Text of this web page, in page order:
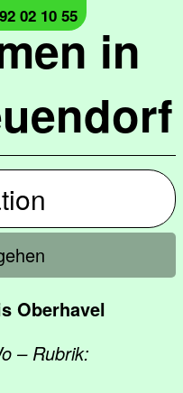
in
02 10 55
Oberhavel
– Rubrik: